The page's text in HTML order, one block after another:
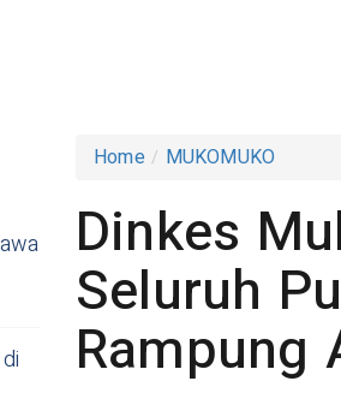
Home MUKOMUKO
Dinkes
Seluruh
Rampung